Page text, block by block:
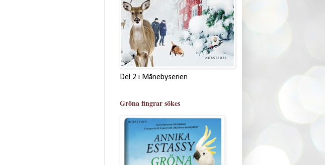
Del 2 i Månebyserien
Gröna fingrar sökes